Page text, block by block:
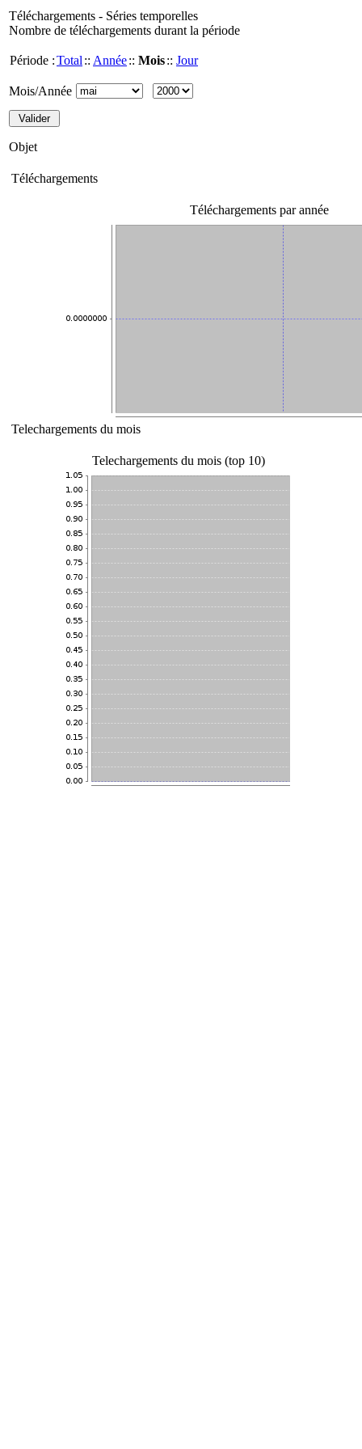
Téléchargements - Séries temporelles
Nombre de téléchargements durant la période
Période :Total :: Année:: Mois:: Jour
Mois/Année
Objet
Téléchargements
Téléchargements par année
Telechargements du mois
Telechargements du mois (top 10)